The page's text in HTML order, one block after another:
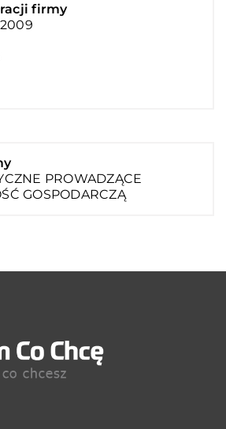
firmy
PROWADZĄCE
GOSPODARCZĄ